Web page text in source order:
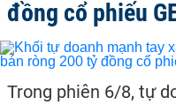
đồng cổ phiếu
Trong phiên 6/8, tự